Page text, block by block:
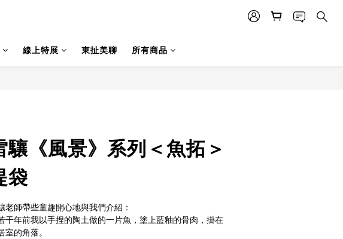
線上特展 東扯美聊 所有商品
驤《風景》系列＜魚拓＞
袋
老師帶些童趣開心地與我們介紹：
干年前我以手捏的陶土做的一片魚，塗上藍釉的骨肉，掛在
室的角落。